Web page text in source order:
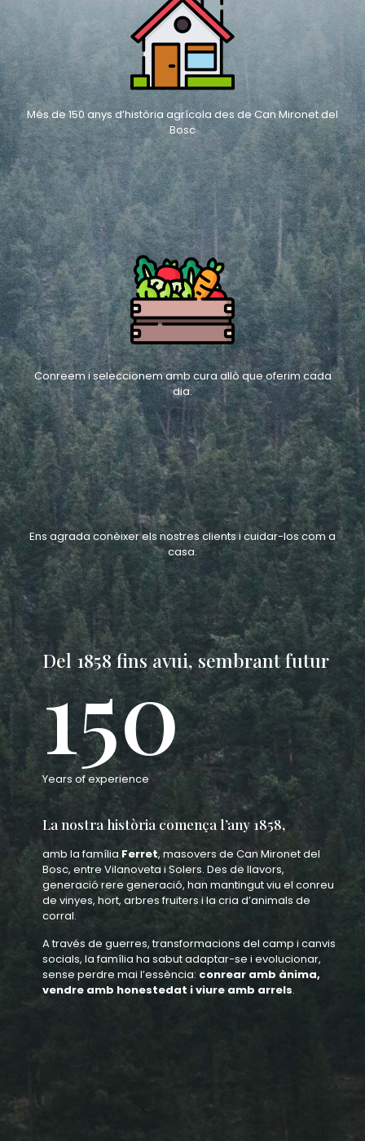
Més de 150 anys d’història agrícola des de Can Mironet del
Bosc
Conreem i seleccionem amb cura allò que oferim cada
dia.
Ens agrada conèixer els nostres clients i cuidar-los com a
casa.
Del 1858 fins avui, sembrant futur
150
Years of experience
La nostra història comença l’any 1858,
amb la família Ferret, masovers de Can Mironet del
Bosc, entre Vilanoveta i Solers. Des de llavors,
generació rere generació, han mantingut viu el conreu
de vinyes, hort, arbres fruiters i la cria d’animals de
corral.
A través de guerres, transformacions del camp i canvis
socials, la família ha sabut adaptar-se i evolucionar,
sense perdre mai l’essència: conrear amb ànima,
vendre amb honestedat i viure amb arrels.